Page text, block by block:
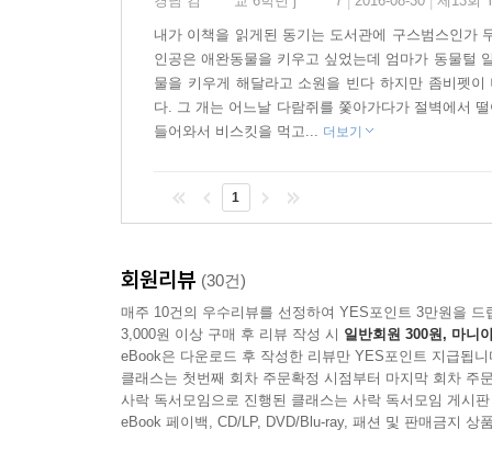
조는 화가 치밀어 올랐지만 최대한 침착하게 말했
“내 생각에는, 여기서 나가는 게 좋겠어. 햄스터의
“이미 말했잖아.”
햄스터가 짜증을 내며 찍찍댔다.
“난 널 도와줄 수 없어.”
“하지만 그래야만 해! 아누비스 부적을 갖고 있잖
---본문 중에서
주인공 ‘조’와 또래 친구들, 가족 사이에서 실제
리얼리티의 힘을 얻는다. 조는 좀비펫을 돕는
이야기한다는 놀림을 받고, 좀비펫들이 저지른
화나게 만들기도 한다.
하지만 이 모든 사건을 겪으면서, 좀비펫을 귀찮
좀비펫 시리즈는 좀비펫이 저지르는 각종 유쾌
애완동물을 다시 살펴보게 만든다. 이 책이 독
다짜고짜 나타난 좀비펫들은 조에게 이제 부적의
1 | 뚱보 햄스터의 등장
햄스터 덤플링은 진공청소기에 빨려 들어가 죽는
내가 이책을 읽게된 동기는 도서관에 구스범스인가
인공은 애완동물을 키우고 싶었는데 엄마가 동물털
물을 키우게 해달라고 소원을 빈다 하지만 좀비펫
다. 그 개는 어느날 다람쥐를 쫓아가다가 절벽에서
들어와서 비스킷을 먹고... 더보기
1
회원리뷰 (30건)
매주 10건의 우수리뷰를 선정하여 YES포인트 3만원을 드
3,000원 이상 구매 후 리뷰 작성 시 일반회원 300원, 마니
eBook은 다운로드 후 작성한 리뷰만 YES포인트 지급됩니
클래스는 첫번째 회차 주문확정 시점부터 마지막 회차 주
사락 독서모임으로 진행된 클래스는 사락 독서모임 게시
eBook 페이백, CD/LP, DVD/Blu-ray, 패션 및 판매금지 상